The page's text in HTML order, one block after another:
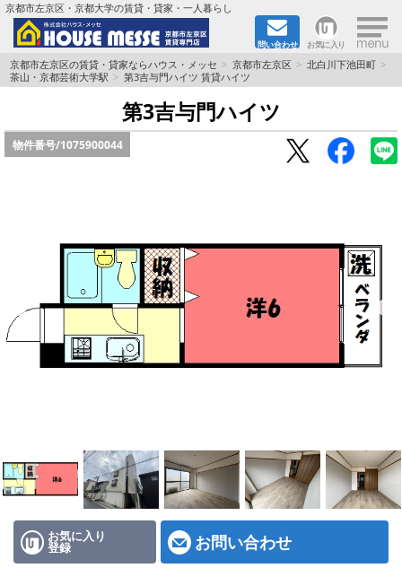
京都市左京区・京都大学の賃貸・貸家・一人暮らし
問い合わせ お気に入り ×
TOPページ
地域から検索
家族で住むならマンション？賃家？
一人暮らしの物件特集
ペット相談OKの賃貸！
ハウスメーカー施工特集！
路線·駅から探す
IT重説について
京都市左京区の賃貸・貸家ならハウス・メッセ 京都市左京区
北白川下池田町
茶山・京都芸術大学駅
第3吉与門ハイツ 賃貸ハイツ
第3吉与門ハイツ
物件番号/1075900044
お気に入り
登録 お問い合わせ